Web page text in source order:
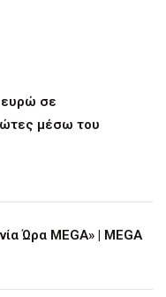
ευρώ σε
μέσω του
Ώρα MEGA» | MEGA